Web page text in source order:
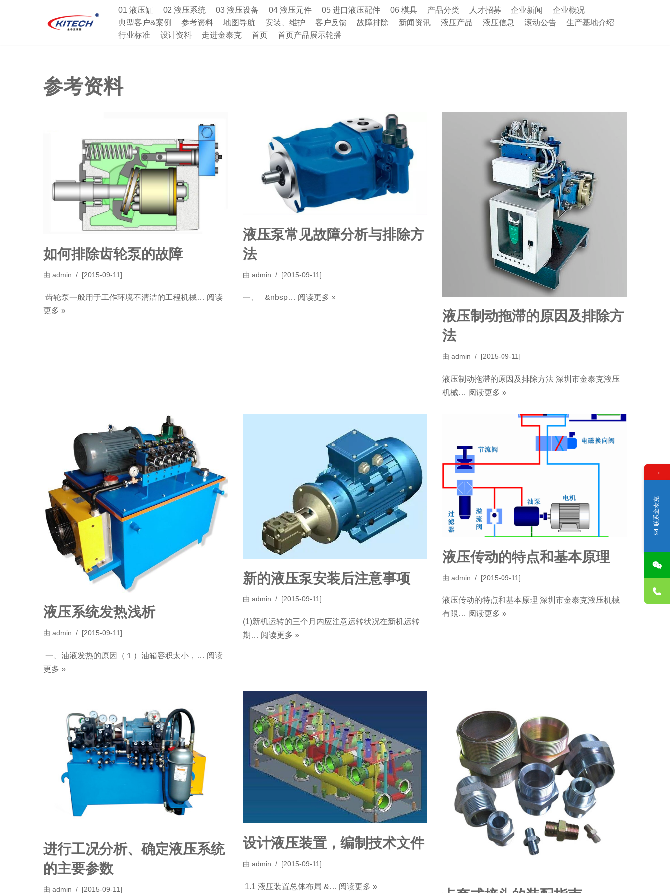
01 液压缸 02 液压系统 03 液压设备 04 液压元件 05 进口液压配件 06 模具 产品分类 人才招募 企业新闻
企业概况
典型客户&案例
参考资料 地图导航 安装、维护 客户反馈 故障排除 新闻资讯 液压产品 液压信息 滚动公告
生产基地介绍
行业标准
设计资料 走进金泰克 首页 首页产品展示轮播
参考资料
如何排除齿轮泵的故障
由 admin [2015-09-11]
齿轮泵一般用于工作环境不清洁的工程机械… 阅读
更多 »
液压泵常见故障分析与排除方
法
由 admin [2015-09-11]
一、 &nbsp… 阅读更多 »
液压制动拖滞的原因及排除方
法
由 admin [2015-09-11]
液压制动拖滞的原因及排除方法 深圳市金泰克液压
机械… 阅读更多 »
液压系统发热浅析
由 admin [2015-09-11]
一、油液发热的原因（１）油箱容积太小，… 阅读
更多 »
新的液压泵安装后注意事项
由 admin [2015-09-11]
(1)新机运转的三个月内应注意运转状况在新机运转
期… 阅读更多 »
液压传动的特点和基本原理
由 admin [2015-09-11]
液压传动的特点和基本原理 深圳市金泰克液压机械
有限… 阅读更多 »
进行工况分析、确定液压系统
的主要参数
由 admin [2015-09-11]
设计液压装置，编制技术文件
由 admin [2015-09-11]
1.1 液压装置总体布局 &… 阅读更多 »
→
联系金泰克